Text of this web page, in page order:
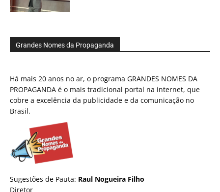
Grandes Nomes da Propaganda
Há mais 20 anos no ar, o programa GRANDES NOMES DA
PROPAGANDA é o mais tradicional portal na internet, que
cobre a excelência da publicidade e da comunicação no
Brasil.
Sugestões de Pauta: Raul Nogueira Filho
Diretor